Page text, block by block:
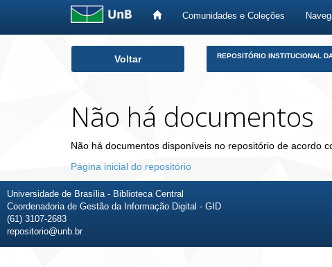
Comunidades e Coleções
Voltar REPOSITÓRIO INSTITUCIONAL
Não há documentos
Não há documentos disponíveis no repositório de acordo
Página inicial do repositório
Universidade de Brasília - Biblioteca Central
Coordenadoria de Gestão da Informação Digital - GID
(61) 3107-2683
repositorio@unb.br